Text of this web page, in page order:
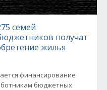
семей
получат
жилья
финансирование
бюджетных